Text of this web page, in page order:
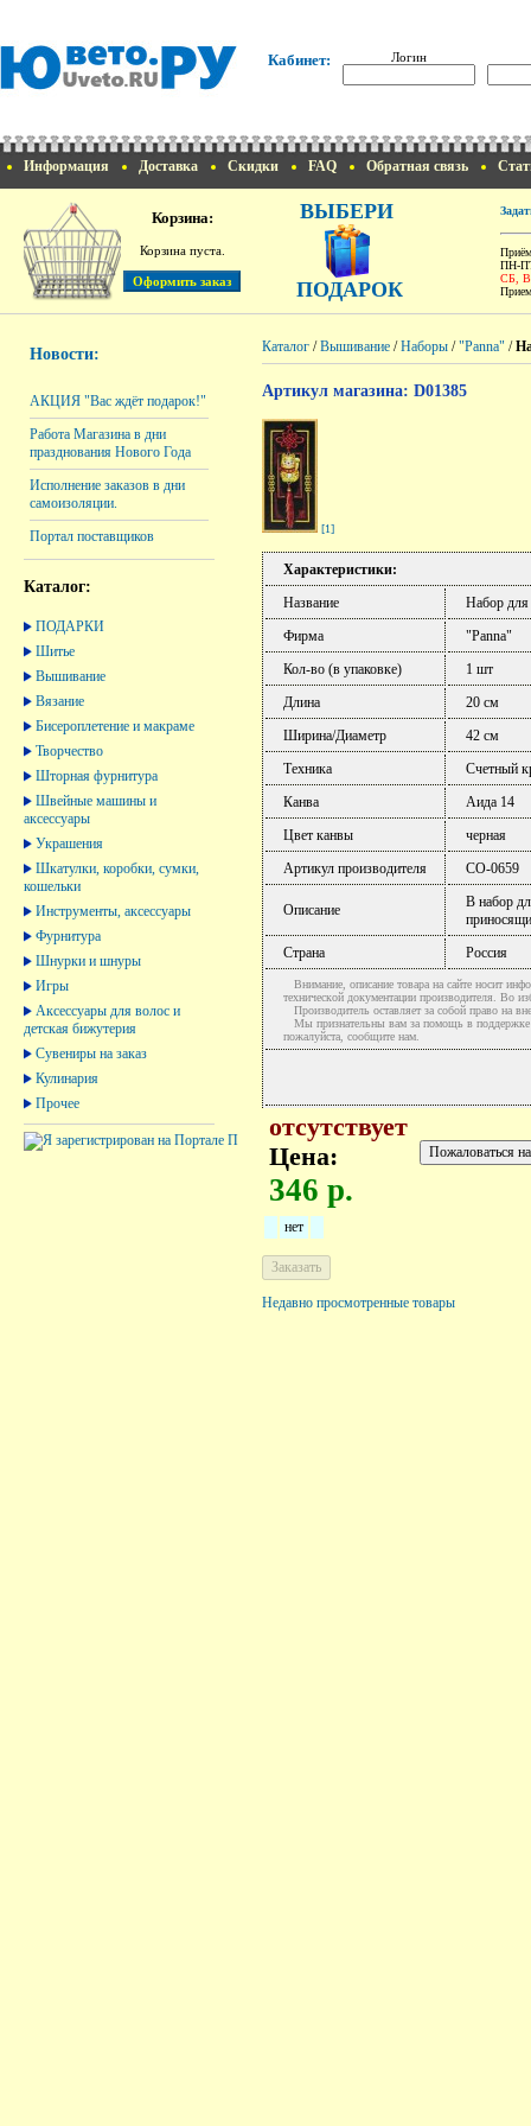
Кабинет: Логин
Информация Доставка Скидки FAQ Обратная связь
Корзина:
Корзина пуста.
ВЫБЕРИ
ПОДАРОК
ПН-
СБ,
Новости:
АКЦИЯ "Вас ждёт подарок!"
Работа Магазина в дни
празднования Нового Года
Исполнение заказов в дни
самоизоляции.
Портал поставщиков
Каталог:
ПОДАРКИ
Шитье
Вышивание
Вязание
Бисероплетение и макраме
Творчество
Шторная фурнитура
Швейные машины и
аксессуары
Украшения
Шкатулки, коробки, сумки,
кошельки
Инструменты, аксессуары
Фурнитура
Шнурки и шнуры
Игры
Аксессуары для волос и
детская бижутерия
Сувениры на заказ
Кулинария
Прочее
Каталог /Вышивание /Наборы /"Panna" /
Артикул магазина: D01385
[1]
Характеристики:
Название
Набор
Фирма
"Panna"
Кол-во (в упаковке)
1 шт
Длина
20 см
Ширина/Диаметр
42 см
Техника
Счетный
Канва
Аида 14
Цвет канвы
черная
Артикул производителя
СО-0659
Описание
В набор
Страна
Россия
Внимание, описание товара на сайте носит
технической документации производителя. Во
Производитель оставляет за собой право на
Мы признательны вам за помощь в поддержке
пожалуйста, сообщите нам.
отсутствует
Цена:
346 р.
нет
Недавно просмотренные товары